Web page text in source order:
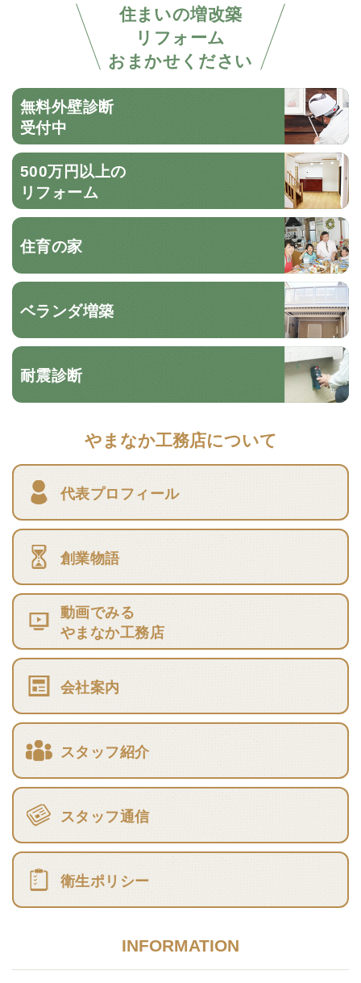
住まいの増改築
リフォーム
おまかせください
無料外壁診断
受付中
500万円以上の
リフォーム
住育の家
ベランダ増築
耐震診断
やまなか工務店について
代表プロフィール
創業物語
動画でみる
やまなか工務店
会社案内
スタッフ紹介
スタッフ通信
衛生ポリシー
INFORMATION